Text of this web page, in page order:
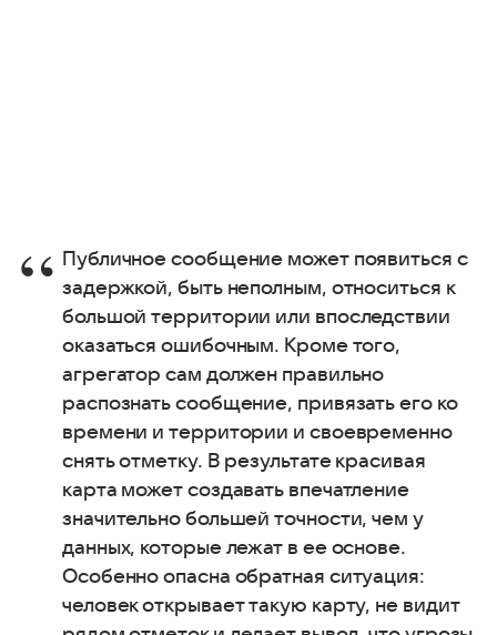
Публичное сообщение может появиться с
задержкой, быть неполным, относиться к
большой территории или впоследствии
оказаться ошибочным. Кроме того,
агрегатор сам должен правильно
распознать сообщение, привязать его ко
времени и территории и своевременно
снять отметку. В результате красивая
карта может создавать впечатление
значительно большей точности, чем у
данных, которые лежат в ее основе.
Особенно опасна обратная ситуация:
человек открывает такую карту, не видит